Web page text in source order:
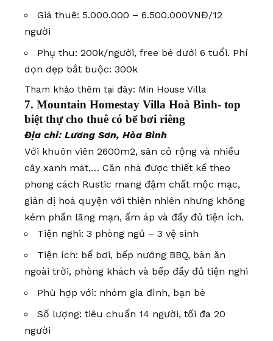
Giá thuê: 5.000.000 – 6.500.000VNĐ/12
người
Phụ thu: 200k/người, free bé dưới 6 tuổi. Phí
dọn dẹp bắt buộc: 300k
Tham khảo thêm tại đây: Min House Villa
7. Mountain Homestay Villa Hoà Bình- top
biệt thự cho thuê có bể bơi riêng
Địa chỉ: Lương Sơn, Hòa Bình
Với khuôn viên 2600m2, sân cỏ rộng và nhiều
cây xanh mát,… Căn nhà được thiết kế theo
phong cách Rustic mang đậm chất mộc mạc,
giản dị hoà quyện với thiên nhiên nhưng không
kém phần lãng mạn, ấm áp và đầy đủ tiện ích.
Tiện nghi: 3 phòng ngủ – 3 vệ sinh
Tiện ích: bể bơi, bếp nướng BBQ, bàn ăn
ngoài trời, phòng khách và bếp đầy đủ tiện nghi
Phù hợp với: nhóm gia đình, bạn bè
Số lượng: tiêu chuẩn 14 người, tối đa 20
người